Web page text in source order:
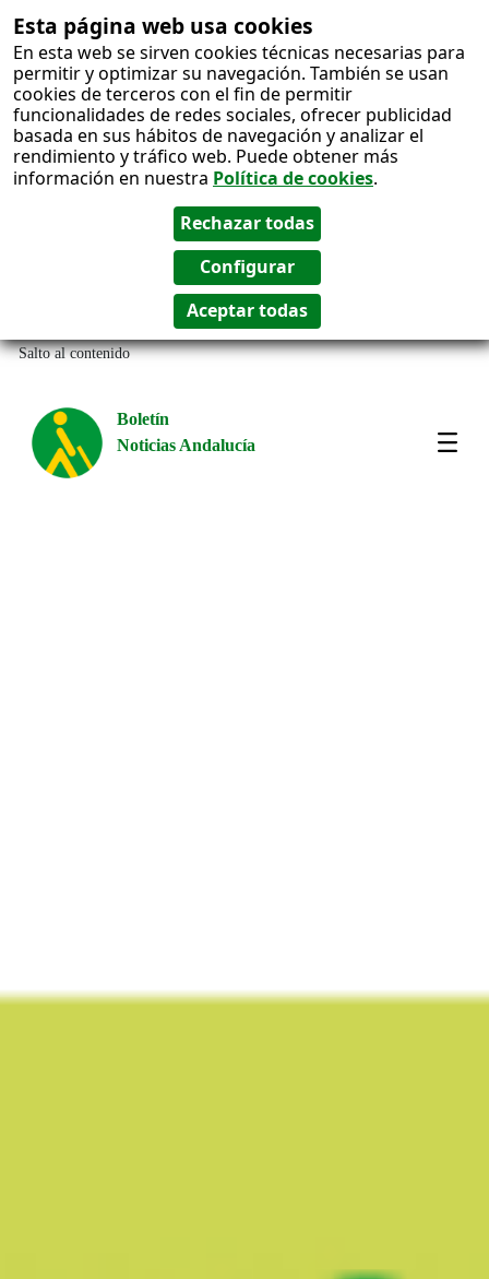
Esta página web usa cookies
En esta web se sirven cookies técnicas necesarias para
permitir y optimizar su navegación. También se usan
cookies de terceros con el fin de permitir
funcionalidades de redes sociales, ofrecer publicidad
basada en sus hábitos de navegación y analizar el
rendimiento y tráfico web. Puede obtener más
información en nuestra Política de cookies.
Salto al contenido
Boletín
Noticias Andalucía